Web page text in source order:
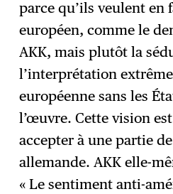
parce qu’ils veulent en
européen, comme le
AKK, mais plutôt la
l’interprétation
européenne sans les
l’œuvre. Cette vision
accepter à une partie
allemande. AKK elle-
« Le sentiment anti-